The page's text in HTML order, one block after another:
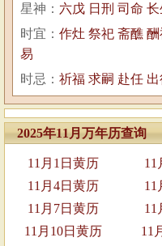
星神： 六戊 日刑 司命 长
时宜： 作灶 祭祀 斋醮
易
时忌： 祈福 求嗣 赴任 出
2025年11月万年历查询
11月1日黄历 11
11月4日黄历
11
11月7日黄历
11
11月10日黄历
11